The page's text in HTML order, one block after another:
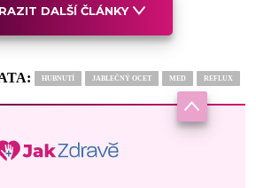
DALŠÍ ČLÁNKY
HUBNUTÍ JABLEČNÝ OCET MED REFLUX